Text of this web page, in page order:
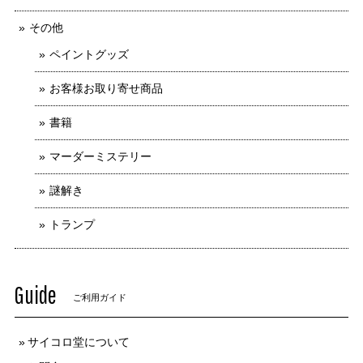
その他
ペイントグッズ
お客様お取り寄せ商品
書籍
マーダーミステリー
謎解き
トランプ
Guide ご利用ガイド
サイコロ堂について